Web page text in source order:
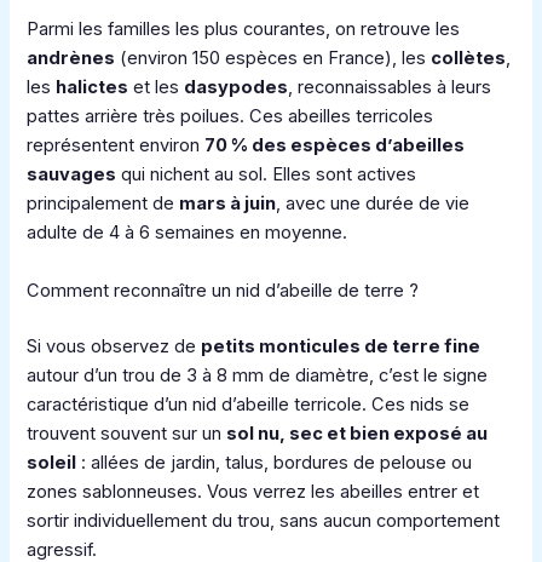
Parmi les familles les plus courantes, on retrouve les
andrènes (environ 150 espèces en France), les collètes,
les halictes et les dasypodes, reconnaissables à leurs
pattes arrière très poilues. Ces abeilles terricoles
représentent environ 70 % des espèces d’abeilles
sauvages qui nichent au sol. Elles sont actives
principalement de mars à juin, avec une durée de vie
adulte de 4 à 6 semaines en moyenne.
Comment reconnaître un nid d’abeille de terre ?
Si vous observez de petits monticules de terre fine
autour d’un trou de 3 à 8 mm de diamètre, c’est le signe
caractéristique d’un nid d’abeille terricole. Ces nids se
trouvent souvent sur un sol nu, sec et bien exposé au
soleil : allées de jardin, talus, bordures de pelouse ou
zones sablonneuses. Vous verrez les abeilles entrer et
sortir individuellement du trou, sans aucun comportement
agressif.